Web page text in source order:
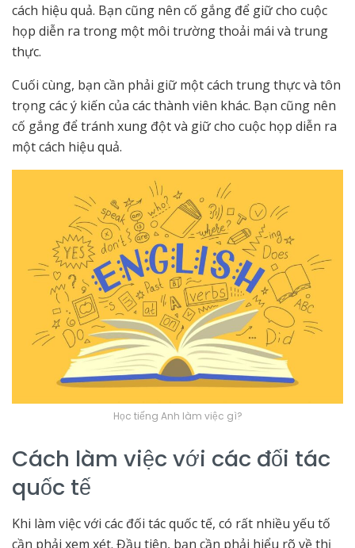
cách hiệu quả. Bạn cũng nên cố gắng để giữ cho cuộc
họp diễn ra trong một môi trường thoải mái và trung
thực.
Cuối cùng, bạn cần phải giữ một cách trung thực và tôn
trọng các ý kiến của các thành viên khác. Bạn cũng nên
cố gắng để tránh xung đột và giữ cho cuộc họp diễn ra
một cách hiệu quả.
Học tiếng Anh làm việc gì?
Cách làm việc với các đối tác
quốc tế
Khi làm việc với các đối tác quốc tế, có rất nhiều yếu tố
cần phải xem xét. Đầu tiên, bạn cần phải hiểu rõ về thị